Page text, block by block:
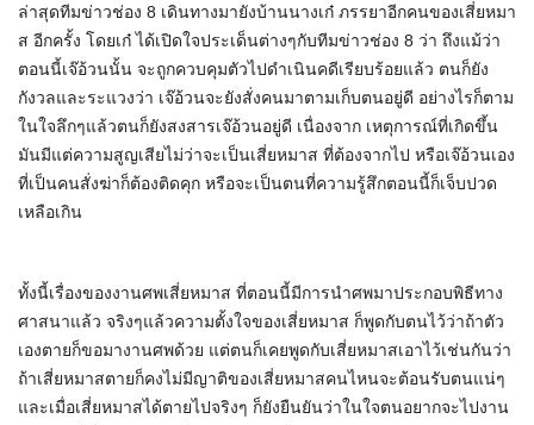
ล่าสุดทีมข่าวช่อง 8 เดินทางมายังบ้านนางเก๋ ภรรยาอีกคนของเสี่ยหมา
ส อีกครั้ง โดยเก๋ ได้เปิดใจประเด็นต่างๆกับทีมข่าวช่อง 8 ว่า ถึงแม้ว่า
ตอนนี้เจ๊อ้วนนั้น จะถูกควบคุมตัวไปดำเนินคดีเรียบร้อยแล้ว ตนก็ยัง
กังวลและระแวงว่า เจ๊อ้วนจะยังสั่งคนมาตามเก็บตนอยู่ดี อย่างไรก็ตาม
ในใจลึกๆแล้วตนก็ยังสงสารเจ๊อ้วนอยู่ดี เนื่องจาก เหตุการณ์ที่เกิดขึ้น
มันมีแต่ความสูญเสียไม่ว่าจะเป็นเสี่ยหมาส ที่ต้องจากไป หรือเจ๊อ้วนเอง
ที่เป็นคนสั่งฆ่าก็ต้องติดคุก หรือจะเป็นตนที่ความรู้สึกตอนนี้ก็เจ็บปวด
เหลือเกิน
ทั้งนี้เรื่องของงานศพเสี่ยหมาส ที่ตอนนี้มีการนำศพมาประกอบพิธีทาง
ศาสนาแล้ว จริงๆแล้วความตั้งใจของเสี่ยหมาส ก็พูดกับตนไว้ว่าถ้าตัว
เองตายก็ขอมางานศพด้วย แต่ตนก็เคยพูดกับเสี่ยหมาสเอาไว้เช่นกันว่า
ถ้าเสี่ยหมาสตายก็คงไม่มีญาติของเสี่ยหมาสคนไหนจะต้อนรับตนแน่ๆ
และเมื่อเสี่ยหมาสได้ตายไปจริงๆ ก็ยังยืนยันว่าในใจตนอยากจะไปงาน